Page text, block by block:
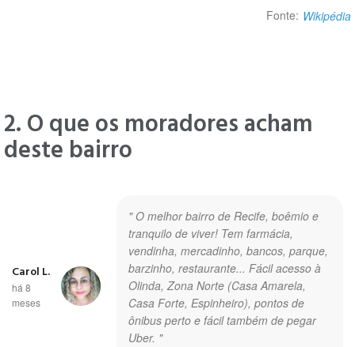
Fonte: Wikipédia
2. O que os moradores acham
deste bairro
" O melhor bairro de Recife, boêmio e
tranquilo de viver! Tem farmácia,
vendinha, mercadinho, bancos, parque,
barzinho, restaurante... Fácil acesso à
Olinda, Zona Norte (Casa Amarela,
Casa Forte, Espinheiro), pontos de
ônibus perto e fácil também de pegar
Uber. "
Carol L.
há 8
meses